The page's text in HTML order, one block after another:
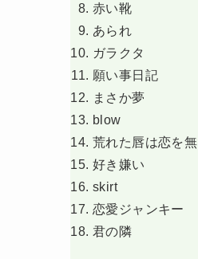
赤い靴
あられ
ガラクタ
願い事日記
まさか夢
blow
荒れた唇は恋を
好き嫌い
skirt
恋愛ジャンキー
君の隣